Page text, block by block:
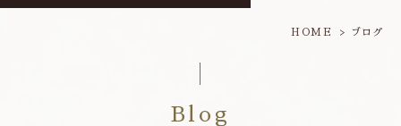
HOME ブログ
Blog